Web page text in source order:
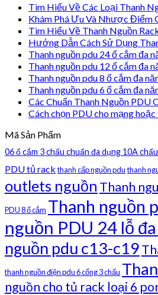
Tìm Hiểu Về Các Loại Thanh
Khám Phá Ưu Và Nhược Điểm
Tìm Hiểu Về Thanh Nguồn
Hướng Dẫn Cách Sử Dụng
Thanh nguồn pdu 24 ổ cắm đa
Thanh nguồn pdu 12 ổ cắm đa
Thanh nguồn pdu 8 ổ cắm đa
Thanh nguồn pdu 6 ổ cắm đa
Các Chuẩn Thanh Nguồn PDU
Cách chọn PDU cho mạng
Mã Sản Phẩm
06 ổ cắm 3 chấu chuẩn đa dụng 10A
PDU tủ rack thanh cấp nguồn pdu thanh
outlets nguồn Thanh
PDU 8 ổ cắm Thanh nguồn
nguồn PDU 24 lỗ
nguồn pdu c13-c19
thanh nguồn điện pdu 6 cổng 3 chấu
nguồn cho tủ rack loại 6